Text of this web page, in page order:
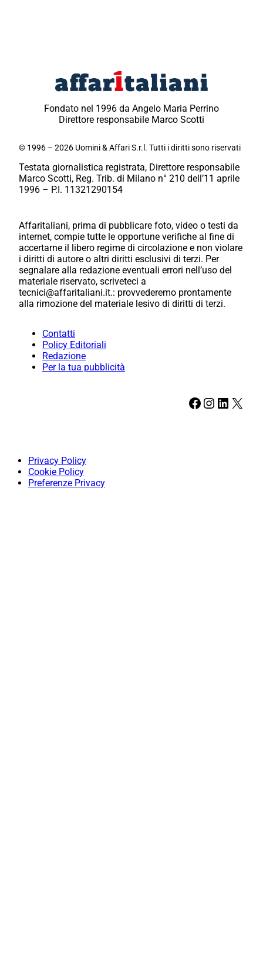
Fondato nel 1996 da Angelo Maria Perrino
Direttore responsabile Marco Scotti
© 1996 – 2026 Uomini & Affari S.r.l. Tutti i diritti sono riservati
Testata giornalistica registrata, Direttore responsabile
Marco Scotti, Reg. Trib. di Milano n° 210 dell’11 aprile
1996 – P.I. 11321290154
Affaritaliani, prima di pubblicare foto, video o testi da
internet, compie tutte le opportune verifiche al fine di
accertarne il libero regime di circolazione e non violare
i diritti di autore o altri diritti esclusivi di terzi. Per
segnalare alla redazione eventuali errori nell’uso del
materiale riservato, scriveteci a
tecnici@affaritaliani.it.: provvederemo prontamente
alla rimozione del materiale lesivo di diritti di terzi.
Contatti
Policy Editoriali
Redazione
Per la tua pubblicità
Facebook Instagram LinkedIn X
Privacy Policy
Cookie Policy
Preferenze Privacy